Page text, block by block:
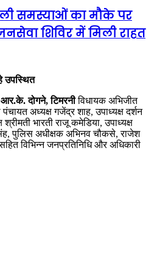
समस्याओं का मौके पर
शिविर में मिली राहत
उपस्थित
आर.के. दोगने, टिमरनीविधायक अभिजीत
अध्यक्ष गजेंद्र शाह, उपाध्यक्ष दर्शन
भारती राजू कमेडिया, उपाध्यक्ष
पुलिस अधीक्षक अभिनव चौकसे, राजेश
विभिन्न जनप्रतिनिधि और अधिकारी